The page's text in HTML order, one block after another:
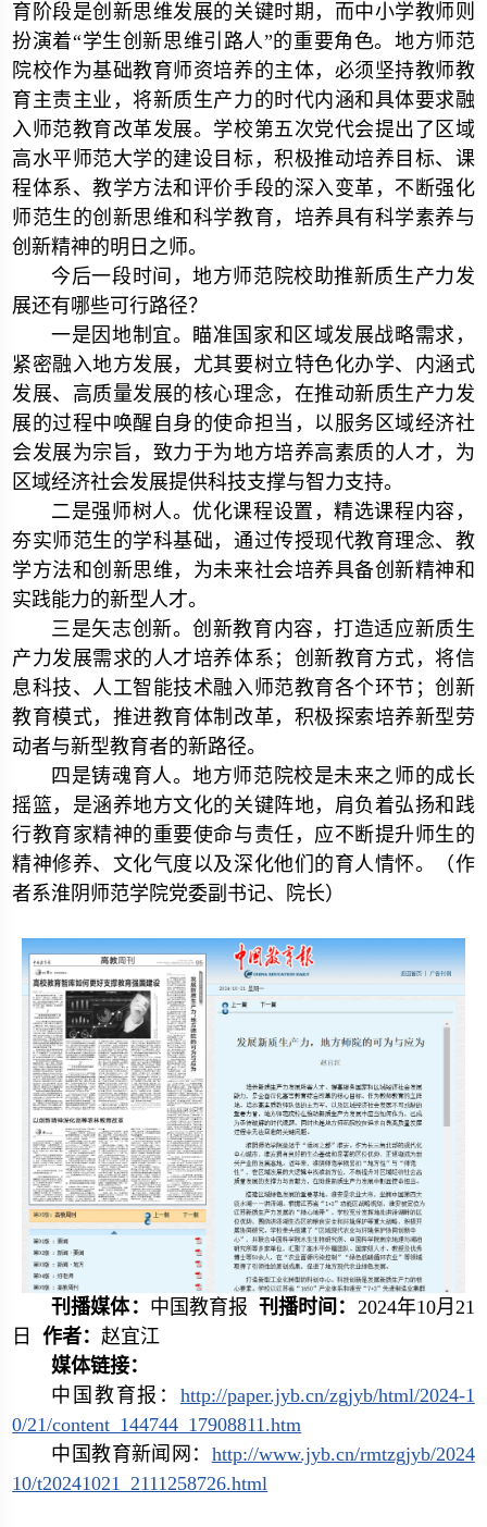
育阶段是创新思维发展的关键时期，而中小学教师则
扮演着“学生创新思维引路人”的重要角色。地方师范
院校作为基础教育师资培养的主体，必须坚持教师教
育主责主业，将新质生产力的时代内涵和具体要求融
入师范教育改革发展。学校第五次党代会提出了区域
高水平师范大学的建设目标，积极推动培养目标、课
程体系、教学方法和评价手段的深入变革，不断强化
师范生的创新思维和科学教育，培养具有科学素养与
创新精神的明日之师。
今后一段时间，地方师范院校助推新质生产力发
展还有哪些可行路径？
一是因地制宜。瞄准国家和区域发展战略需求，
紧密融入地方发展，尤其要树立特色化办学、内涵式
发展、高质量发展的核心理念，在推动新质生产力发
展的过程中唤醒自身的使命担当，以服务区域经济社
会发展为宗旨，致力于为地方培养高素质的人才，为
区域经济社会发展提供科技支撑与智力支持。
二是强师树人。优化课程设置，精选课程内容，
夯实师范生的学科基础，通过传授现代教育理念、教
学方法和创新思维，为未来社会培养具备创新精神和
实践能力的新型人才。
三是矢志创新。创新教育内容，打造适应新质生
产力发展需求的人才培养体系；创新教育方式，将信
息科技、人工智能技术融入师范教育各个环节；创新
教育模式，推进教育体制改革，积极探索培养新型劳
动者与新型教育者的新路径。
四是铸魂育人。地方师范院校是未来之师的成长
摇篮，是涵养地方文化的关键阵地，肩负着弘扬和践
行教育家精神的重要使命与责任，应不断提升师生的
精神修养、文化气度以及深化他们的育人情怀。
（作
者系淮阴师范学院党委副书记、院长）
刊播媒体： 中国教育报刊播时间： 2024年10月21
日作者： 赵宜江
媒体链接：
中国教育报： http://paper.jyb.cn/zgjyb/html/2024-1
0/21/content_144744_17908811.htm
中国教育新闻网： http://www.jyb.cn/rmtzgjyb/2024
10/t20241021_2111258726.html